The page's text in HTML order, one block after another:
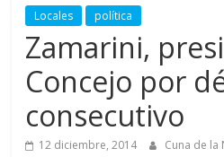
Locales política
Zamarini,
Concejo por
consecutivo
12 diciembre, 2014 Cuna de la